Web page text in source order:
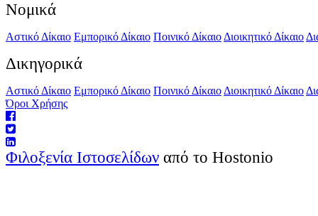
Νομικά
Αστικό Δίκαιο Εμπορικό Δίκαιο Ποινικό Δίκαιο Διοικητικό Δίκαιο
Δικηγορικά
Αστικό Δίκαιο Εμπορικό Δίκαιο Ποινικό Δίκαιο Διοικητικό Δίκαιο
Όροι Χρήσης
Φιλοξενία Ιστοσελίδων από το Hostonio